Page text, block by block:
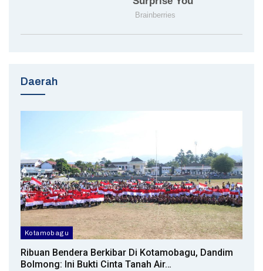
Daerah
Kotamobagu
Ribuan Bendera Berkibar Di Kotamobagu, Dandim
Bolmong: Ini Bukti Cinta Tanah Air…